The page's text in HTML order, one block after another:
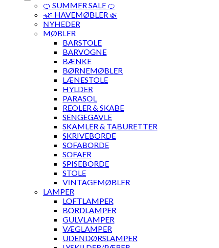
🍊 SUMMER SALE 🍊
·🌿 HAVEMØBLER 🌿
NYHEDER
MØBLER
BARSTOLE
BARVOGNE
BÆNKE
BØRNEMØBLER
LÆNESTOLE
HYLDER
PARASOL
REOLER & SKABE
SENGEGAVLE
SKAMLER & TABURETTER
SKRIVEBORDE
SOFABORDE
SOFAER
SPISEBORDE
STOLE
VINTAGEMØBLER
LAMPER
LOFTLAMPER
BORDLAMPER
GULVLAMPER
VÆGLAMPER
UDENDØRSLAMPER